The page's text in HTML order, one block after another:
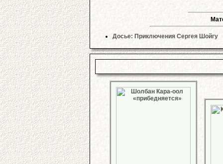
Досье: Приключения Сергея Шойгу